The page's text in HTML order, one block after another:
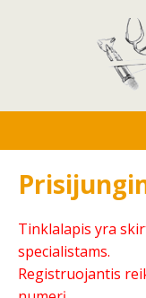
Tinklalapis yra
specialistams.
Registruojantis